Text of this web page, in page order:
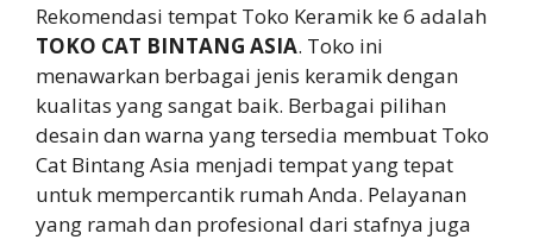
Rekomendasi tempat Toko Keramik ke 6 adalah
TOKO CAT BINTANG ASIA. Toko ini
menawarkan berbagai jenis keramik dengan
kualitas yang sangat baik. Berbagai pilihan
desain dan warna yang tersedia membuat Toko
Cat Bintang Asia menjadi tempat yang tepat
untuk mempercantik rumah Anda. Pelayanan
yang ramah dan profesional dari stafnya juga